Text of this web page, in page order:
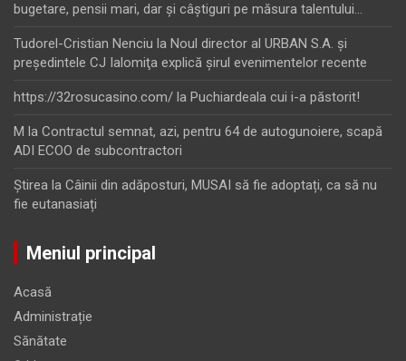
bugetare, pensii mari, dar şi câştiguri pe măsura talentului…
Tudorel-Cristian Nenciu la Noul director al URBAN S.A. şi
preşedintele CJ Ialomiţa explică şirul evenimentelor recente
https://32rosucasino.com/ la Puchiardeala cui i-a păstorit!
M la Contractul semnat, azi, pentru 64 de autogunoiere, scapă
ADI ECOO de subcontractori
Ştirea la Câinii din adăposturi, MUSAI să fie adoptați, ca să nu
fie eutanasiați
Meniul principal
Acasă
Administrație
Sănătate